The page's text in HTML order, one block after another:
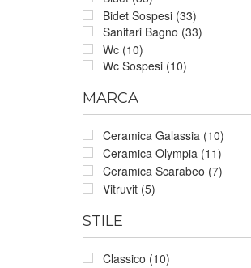
Bidet Sospesi (33)
Sanitari Bagno (33)
Wc (10)
Wc Sospesi (10)
MARCA
Ceramica Galassia (10)
Ceramica Olympia (11)
Ceramica Scarabeo (7)
Vitruvit (5)
STILE
Classico (10)